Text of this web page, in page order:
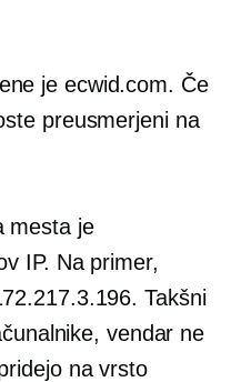
je ecwid.com. Če
preusmerjeni na
mesta je
IP. Na primer,
Takšni
vendar ne
na vrsto